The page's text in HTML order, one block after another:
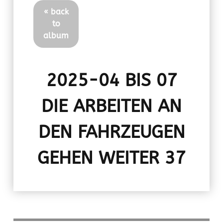
« back
to
album
2025-04 BIS 07
DIE ARBEITEN AN
DEN FAHRZEUGEN
GEHEN WEITER 37